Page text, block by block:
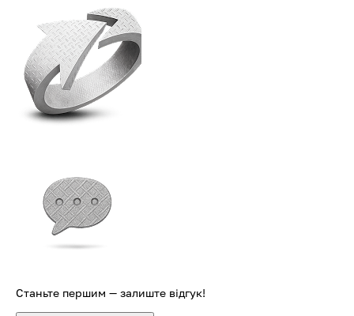
Станьте першим — залиште відгук!